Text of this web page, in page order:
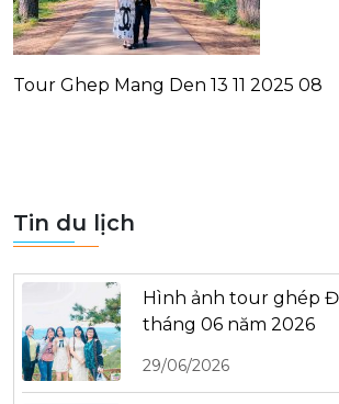
Tour Ghep Mang Den 13 11 2025 08
Tin du lịch
Hình ảnh tour ghép
tháng 06 năm 2026
29/06/2026